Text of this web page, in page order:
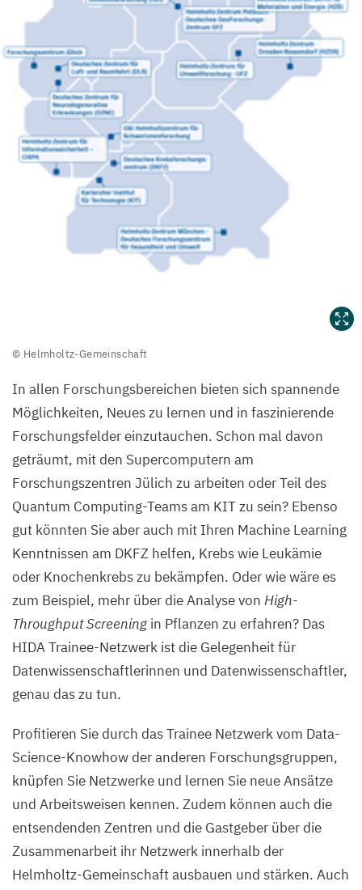
Gemeinschaft
© Helmholtz-Gemeinschaft
In allen Forschungsbereichen bieten sich spannende
Möglichkeiten, Neues zu lernen und in faszinierende
Forschungsfelder einzutauchen. Schon mal davon
geträumt, mit den Supercomputern am
Forschungszentren Jülich zu arbeiten oder Teil des
Quantum Computing-Teams am KITzu sein? Ebenso
gut könnten Sie aber auch mit Ihren Machine Learning
Kenntnissen am DKFZ helfen, Krebs wie Leukämie
oder Knochenkrebs zu bekämpfen. Oder wie wäre es
zum Beispiel, mehr über die Analyse von High-
Throughput Screening in Pflanzen zu erfahren? Das
HIDATrainee-Netzwerk ist die Gelegenheit für
Datenwissenschaftlerinnen und Datenwissenschaftler,
genau das zu tun.
Profitieren Sie durch das Trainee Netzwerk vom Data-
Science-Knowhow der anderen Forschungsgruppen,
knüpfen Sie Netzwerke und lernen Sie neue Ansätze
und Arbeitsweisen kennen. Zudem können auch die
entsendenden Zentren und die Gastgeber über die
Zusammenarbeit ihr Netzwerk innerhalb der
Helmholtz-Gemeinschaft ausbauen und stärken. Auch